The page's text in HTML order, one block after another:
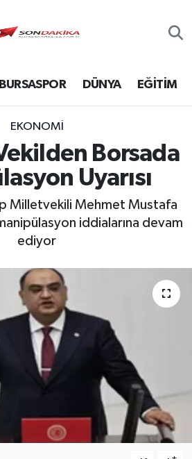
BURSASPOR DÜNYA EĞİTİM
EKONOMİ
Borsada
Uyarısı
Milletvekili Mehmet Mustafa
iddialarına devam
ediyor